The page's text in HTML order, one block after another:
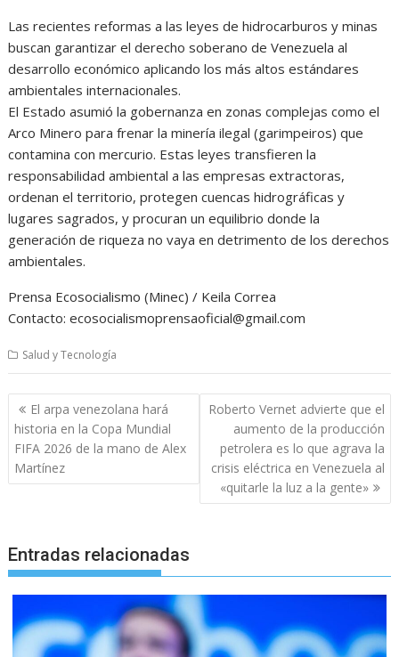
Las recientes reformas a las leyes de hidrocarburos y minas
buscan garantizar el derecho soberano de Venezuela al
desarrollo económico aplicando los más altos estándares
ambientales internacionales.
El Estado asumió la gobernanza en zonas complejas como el
Arco Minero para frenar la minería ilegal (garimpeiros) que
contamina con mercurio. Estas leyes transfieren la
responsabilidad ambiental a las empresas extractoras,
ordenan el territorio, protegen cuencas hidrográficas y
lugares sagrados, y procuran un equilibrio donde la
generación de riqueza no vaya en detrimento de los derechos
ambientales.
Prensa Ecosocialismo (Minec) / Keila Correa
Contacto: ecosocialismoprensaoficial@gmail.com
Salud y Tecnología
Navegación
de
entradas
El arpa venezolana hará
historia en la Copa Mundial
FIFA 2026 de la mano de Alex
Martínez
Roberto Vernet advierte que el
aumento de la producción
petrolera es lo que agrava la
crisis eléctrica en Venezuela al
«quitarle la luz a la gente»
Entradas relacionadas